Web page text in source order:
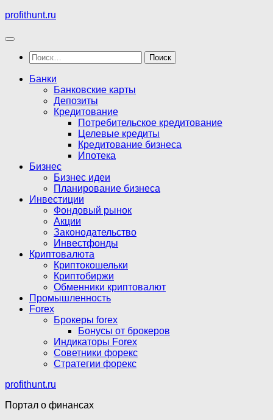
Перейти
содержимому
profithunt.ru
Найти:
Банки
Банковские карты
Депозиты
Кредитование
Потребительское кредитование
Целевые кредиты
Кредитование бизнеса
Ипотека
Бизнес
Бизнес идеи
Планирование бизнеса
Инвестиции
Фондовый рынок
Акции
Законодательство
Инвестфонды
Криптовалюта
Криптокошельки
Криптобиржи
Обменники криптовалют
Промышленность
Forex
Брокеры forex
Бонусы от брокеров
Индикаторы Forex
Советники форекс
Стратегии форекс
profithunt.ru
Портал о финансах